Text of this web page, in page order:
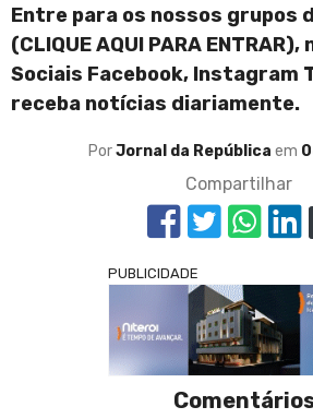
Entre para os nossos grupos
(CLIQUE AQUI PARA ENTRAR),
Sociais Facebook, Instagram
receba notícias diariamente.
PorJornal da República em
Compartilhar
PUBLICIDADE